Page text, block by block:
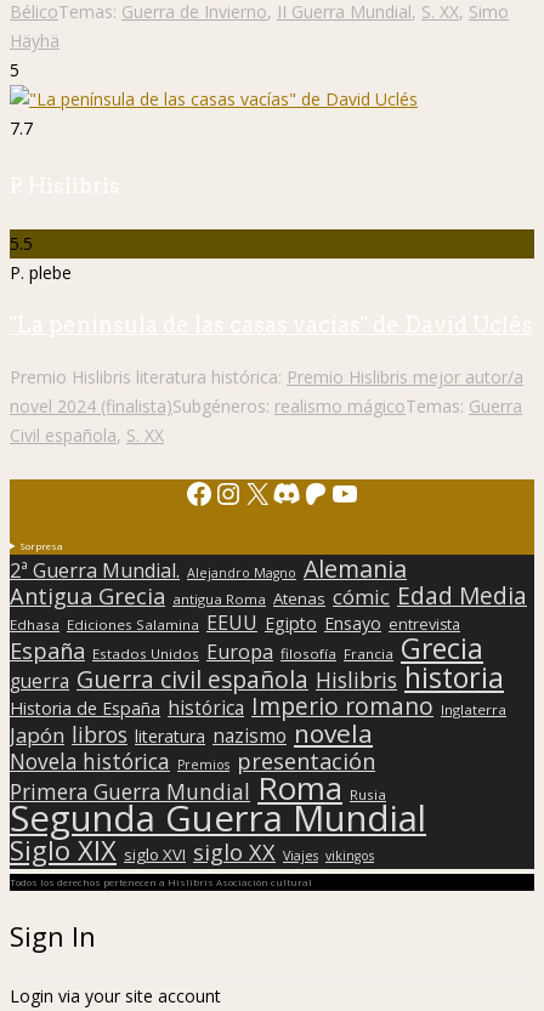
BélicoTemas: Guerra de Invierno, II Guerra Mundial, S. XX, Simo
Häyhä
5
7.7
P. Hislibris
5.5
P. plebe
"La península de las casas vacías" de David Uclés
Premio Hislibris literatura histórica: Premio Hislibris mejor autor/a
novel 2024 (finalista)Subgéneros: realismo mágicoTemas: Guerra
Civil española, S. XX
Facebook
Instagram
X Discord
Patreon
YouTube
Sorpresa
2ª Guerra Mundial. Alejandro Magno Alemania
Antigua Grecia antigua Roma Atenas cómic Edad Media
Edhasa Ediciones Salamina EEUU Egipto Ensayo entrevista
España Estados Unidos Europa filosofía Francia Grecia
guerra Guerra civil española Hislibris historia
Historia de España histórica Imperio romano Inglaterra
Japón libros literatura nazismo novela
Novela histórica Premios presentación
Primera Guerra Mundial Roma Rusia
Segunda Guerra Mundial
Siglo XIX siglo XVI siglo XX Viajes vikingos
Todos los derechos pertenecen a Hislibris Asociación cultural
Sign In
Login via your site account